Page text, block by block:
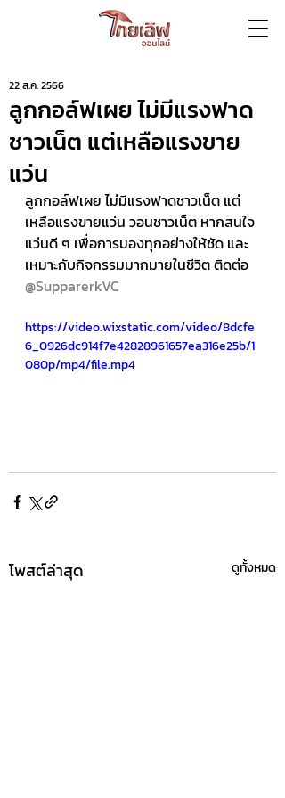
ลูกกอล์ฟเผย ไม่มีแรงฟาด
ชาวเน็ต แต่เหลือแรงขาย
แว่น
22 ส.ค. 2566
ลูกกอล์ฟเผย ไม่มีแรงฟาดชาวเน็ต แต่
เหลือแรงขายแว่น วอนชาวเน็ต หากสนใจ
แว่นดี ๆ เพื่อการมองทุกอย่างให้ชัด และ
เหมาะกับกิจกรรมมากมายในชีวิต ติดต่อ
@SupparerkVC
https://video.wixstatic.com/video/8dcfe
6_0926dc914f7e42828961657ea316e25b/1
080p/mp4/file.mp4
โพสต์ล่าสุด ดูทั้งหมด